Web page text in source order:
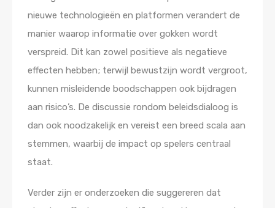
nieuwe technologieën en platformen verandert de
manier waarop informatie over gokken wordt
verspreid. Dit kan zowel positieve als negatieve
effecten hebben; terwijl bewustzijn wordt vergroot,
kunnen misleidende boodschappen ook bijdragen
aan risico’s. De discussie rondom beleidsdialoog is
dan ook noodzakelijk en vereist een breed scala aan
stemmen, waarbij de impact op spelers centraal
staat.
Verder zijn er onderzoeken die suggereren dat